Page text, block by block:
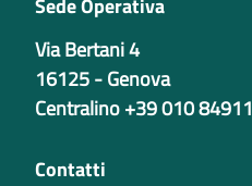
Sede Operativa
Via Bertani 4
16125 - Genova
Centralino +39 010 84911
Contatti